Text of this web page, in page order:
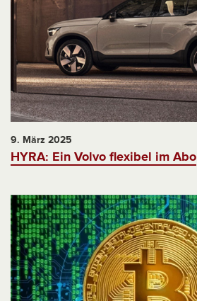
9. März 2025
HYRA: Ein Volvo flexibel im Abo